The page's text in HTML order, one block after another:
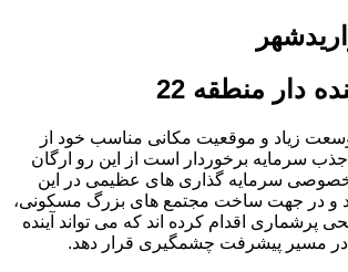
دار منطقه 22
دلیل وسعت زیاد و موقعیت مکانی مناسب خود از
جذب سرمایه برخوردار است از این رو ارگان
سرمایه گذاری های عظیمی در این
و در جهت ساخت مجتمع های بزرگ مسکونی،
پرشماری اقدام کرده اند که می تواند آینده